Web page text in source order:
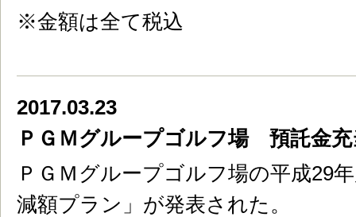
※金額は全て税込
2017.03.23
ＰＧＭグループゴルフ場 預託金
ＰＧＭグループゴルフ場の平成29
減額プラン」が発表された。